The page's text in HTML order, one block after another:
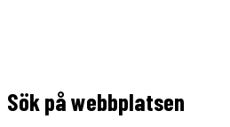
Sök på webbplatsen